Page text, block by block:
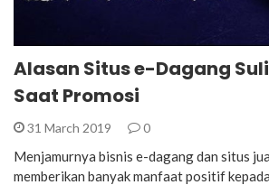
Alasan Situs e-Dagang
Saat Promosi
31 March 2019 0
Menjamurnya bisnis e-dagang dan situs
memberikan banyak manfaat positif